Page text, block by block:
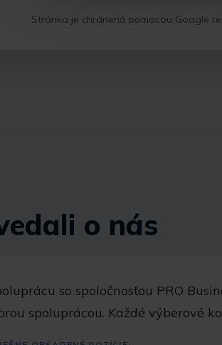
Stránka je chránená pomocou Google
o nás
so spoločnosťou PRO
spoluprácou. Každé výberové